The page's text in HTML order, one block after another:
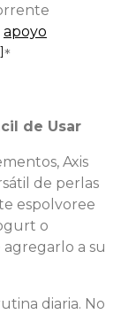
apoyo
*
de Usar
Axis
de perlas
espolvoree
o
a su
diaria. No